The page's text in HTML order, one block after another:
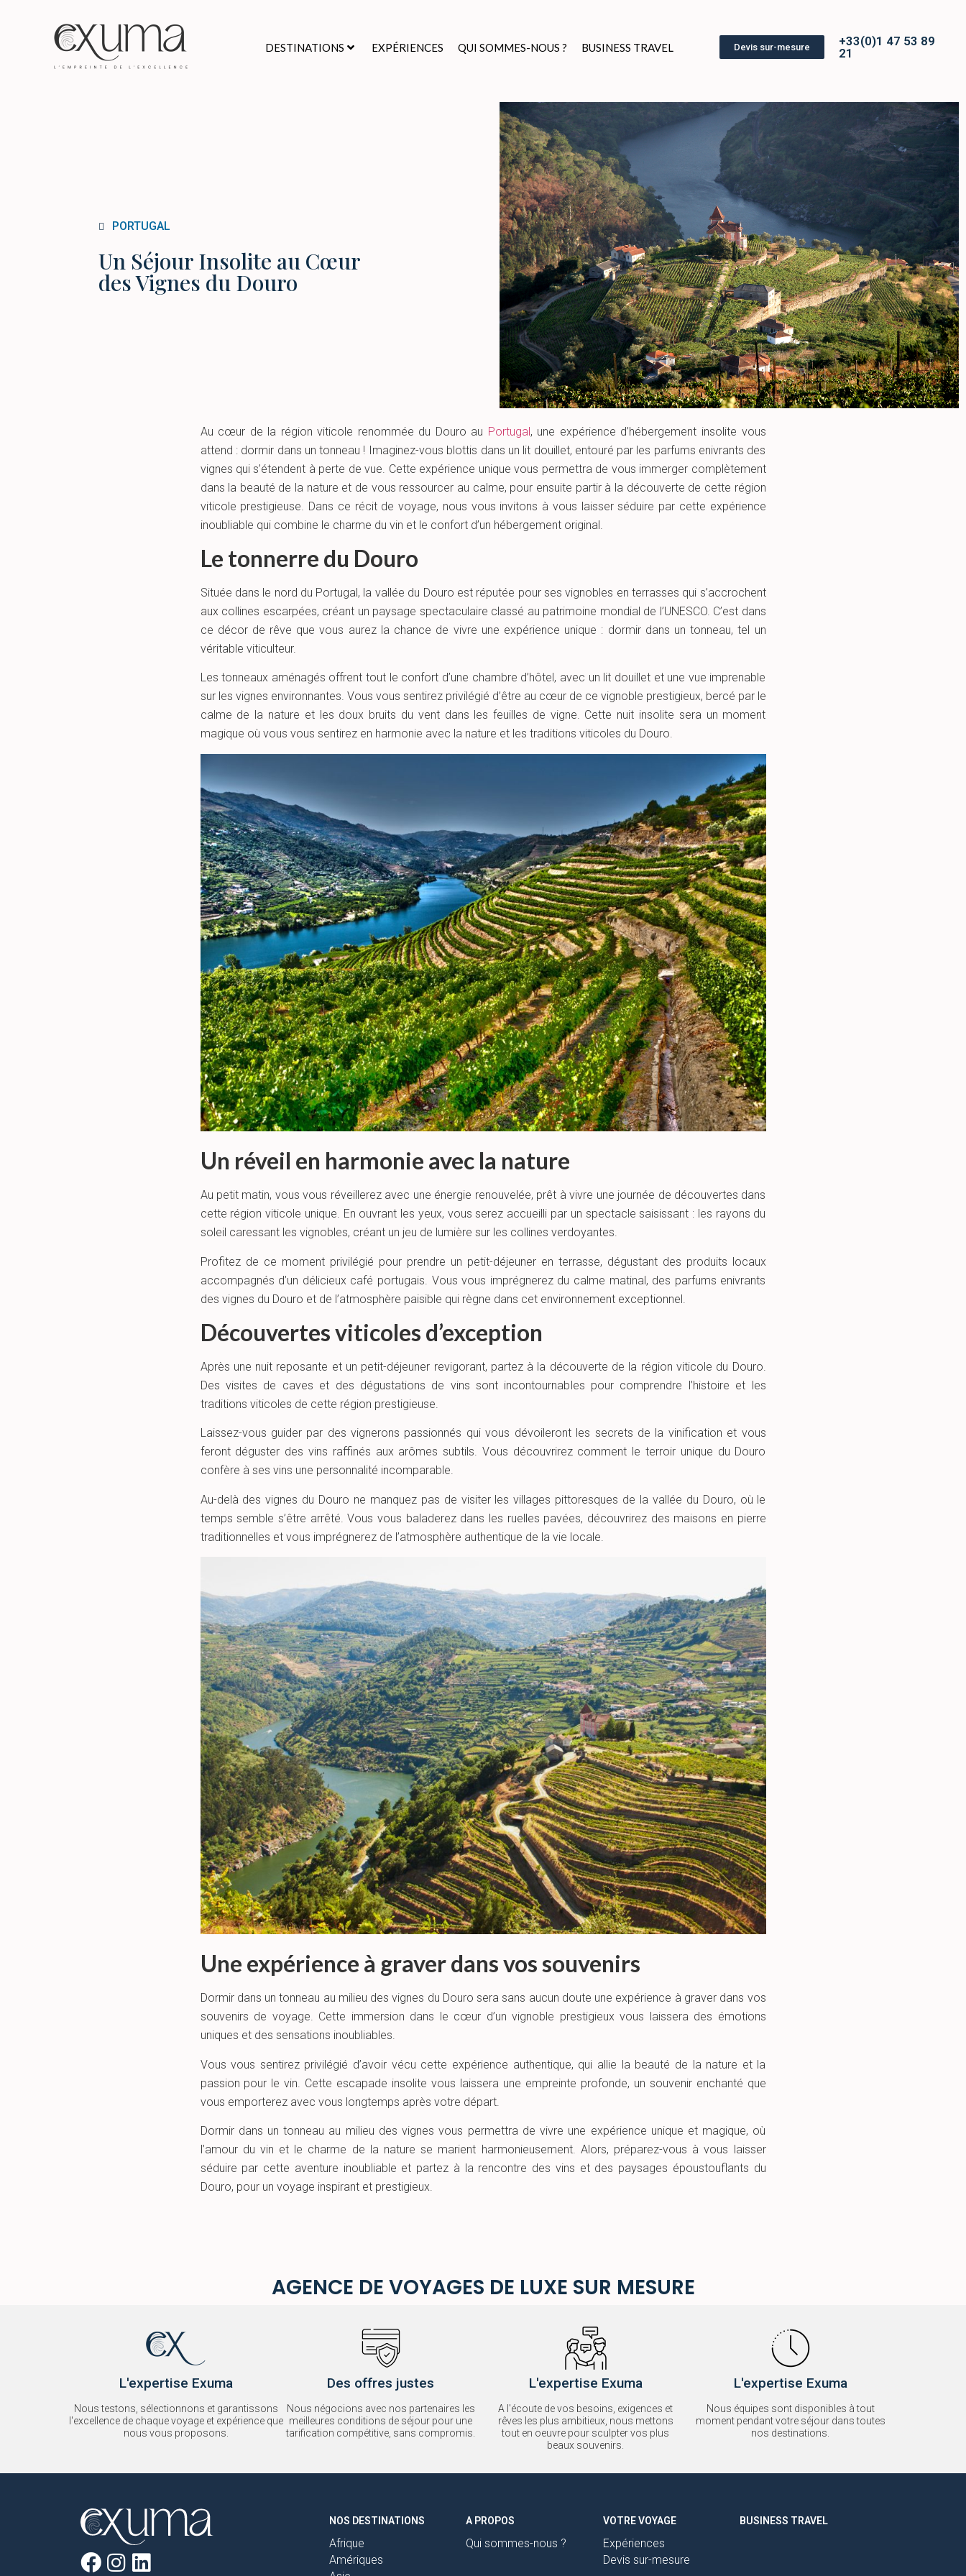
DESTINATIONS EXPÉRIENCES QUI SOMMES-NOUS ? BUSINESS TRAVEL Devis sur-mesure
+33(0)1 47 53 89
21
PORTUGAL
Un Séjour Insolite au Cœur
des Vignes du Douro
Au cœur de la région viticole renommée du Douro au Portugal, une expérience d’hébergement insolite vous
attend : dormir dans un tonneau ! Imaginez-vous blottis dans un lit douillet, entouré par les parfums enivrants des
vignes qui s’étendent à perte de vue. Cette expérience unique vous permettra de vous immerger complètement
dans la beauté de la nature et de vous ressourcer au calme, pour ensuite partir à la découverte de cette région
viticole prestigieuse. Dans ce récit de voyage, nous vous invitons à vous laisser séduire par cette expérience
inoubliable qui combine le charme du vin et le confort d’un hébergement original.
Le tonnerre du Douro
Située dans le nord du Portugal, la vallée du Douro est réputée pour ses vignobles en terrasses qui s’accrochent
aux collines escarpées, créant un paysage spectaculaire classé au patrimoine mondial de l’UNESCO. C’est dans
ce décor de rêve que vous aurez la chance de vivre une expérience unique : dormir dans un tonneau, tel un
véritable viticulteur.
Les tonneaux aménagés offrent tout le confort d’une chambre d’hôtel, avec un lit douillet et une vue imprenable
sur les vignes environnantes. Vous vous sentirez privilégié d’être au cœur de ce vignoble prestigieux, bercé par le
calme de la nature et les doux bruits du vent dans les feuilles de vigne. Cette nuit insolite sera un moment
magique où vous vous sentirez en harmonie avec la nature et les traditions viticoles du Douro.
Un réveil en harmonie avec la nature
Au petit matin, vous vous réveillerez avec une énergie renouvelée, prêt à vivre une journée de découvertes dans
cette région viticole unique. En ouvrant les yeux, vous serez accueilli par un spectacle saisissant : les rayons du
soleil caressant les vignobles, créant un jeu de lumière sur les collines verdoyantes.
Profitez de ce moment privilégié pour prendre un petit-déjeuner en terrasse, dégustant des produits locaux
accompagnés d’un délicieux café portugais. Vous vous imprégnerez du calme matinal, des parfums enivrants
des vignes du Douro et de l’atmosphère paisible qui règne dans cet environnement exceptionnel.
Découvertes viticoles d’exception
Après une nuit reposante et un petit-déjeuner revigorant, partez à la découverte de la région viticole du Douro.
Des visites de caves et des dégustations de vins sont incontournables pour comprendre l’histoire et les
traditions viticoles de cette région prestigieuse.
Laissez-vous guider par des vignerons passionnés qui vous dévoileront les secrets de la vinification et vous
feront déguster des vins raffinés aux arômes subtils. Vous découvrirez comment le terroir unique du Douro
confère à ses vins une personnalité incomparable.
Au-delà des vignes du Douro ne manquez pas de visiter les villages pittoresques de la vallée du Douro, où le
temps semble s’être arrêté. Vous vous baladerez dans les ruelles pavées, découvrirez des maisons en pierre
traditionnelles et vous imprégnerez de l’atmosphère authentique de la vie locale.
Une expérience à graver dans vos souvenirs
Dormir dans un tonneau au milieu des vignes du Douro sera sans aucun doute une expérience à graver dans vos
souvenirs de voyage. Cette immersion dans le cœur d’un vignoble prestigieux vous laissera des émotions
uniques et des sensations inoubliables.
Vous vous sentirez privilégié d’avoir vécu cette expérience authentique, qui allie la beauté de la nature et la
passion pour le vin. Cette escapade insolite vous laissera une empreinte profonde, un souvenir enchanté que
vous emporterez avec vous longtemps après votre départ.
Dormir dans un tonneau au milieu des vignes vous permettra de vivre une expérience unique et magique, où
l’amour du vin et le charme de la nature se marient harmonieusement. Alors, préparez-vous à vous laisser
séduire par cette aventure inoubliable et partez à la rencontre des vins et des paysages époustouflants du
Douro, pour un voyage inspirant et prestigieux.
AGENCE DE VOYAGES DE LUXE SUR MESURE
L'expertise Exuma
Nous testons, sélectionnons et garantissons
l'excellence de chaque voyage et expérience que
nous vous proposons.
Des offres justes
Nous négocions avec nos partenaires les
meilleures conditions de séjour pour une
tarification compétitive, sans compromis.
L'expertise Exuma
A l'écoute de vos besoins, exigences et
rêves les plus ambitieux, nous mettons
tout en oeuvre pour sculpter vos plus
beaux souvenirs.
L'expertise Exuma
Nous équipes sont disponibles à tout
moment pendant votre séjour dans toutes
nos destinations.
NOS DESTINATIONS
Afrique
Amériques
A PROPOS
Qui sommes-nous ?
VOTRE VOYAGE
Expériences
Devis sur-mesure
BUSINESS TRAVEL